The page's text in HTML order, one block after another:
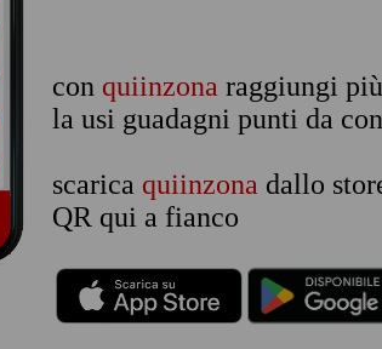
con quiinzona raggiungi
la usi guadagni punti da
scarica quiinzona dallo
QR qui a fianco